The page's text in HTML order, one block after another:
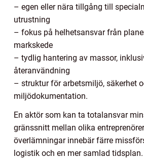
– egen eller nära tillgång till
utrustning
– fokus på helhetsansvar från
markskede
– tydlig hantering av massor,
återanvändning
– struktur för arbetsmiljö, säkerhet
miljödokumentation.
En aktör som kan ta totalansvar
gränssnitt mellan olika
överlämningar innebär färre
logistik och en mer samlad tidsplan.